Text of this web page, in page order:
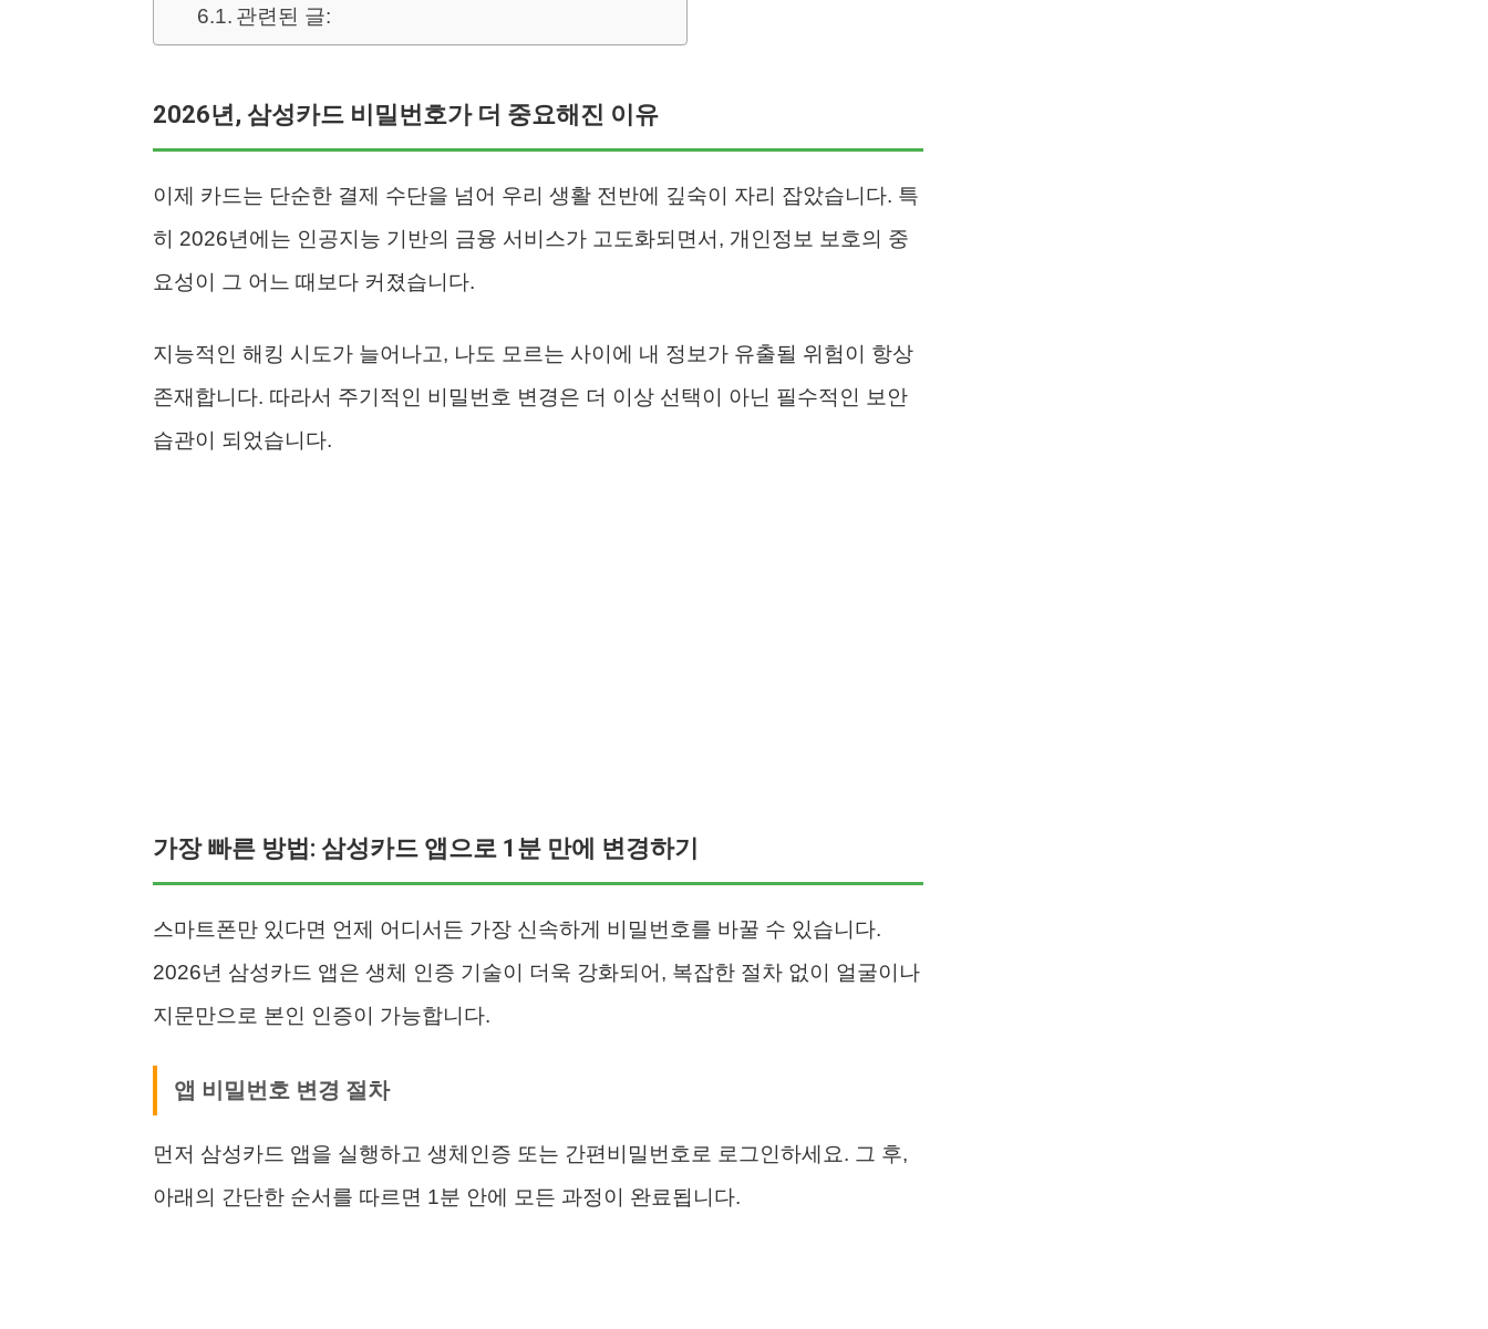
관련된 글:
2026년, 삼성카드 비밀번호가 더 중요해진 이유
이제 카드는 단순한 결제 수단을 넘어 우리 생활 전반에 깊숙이 자리 잡았습니다. 특
히 2026년에는 인공지능 기반의 금융 서비스가 고도화되면서, 개인정보 보호의 중
요성이 그 어느 때보다 커졌습니다.
지능적인 해킹 시도가 늘어나고, 나도 모르는 사이에 내 정보가 유출될 위험이 항상
존재합니다. 따라서 주기적인 비밀번호 변경은 더 이상 선택이 아닌 필수적인 보안
습관이 되었습니다.
가장 빠른 방법: 삼성카드 앱으로 1분 만에 변경하기
스마트폰만 있다면 언제 어디서든 가장 신속하게 비밀번호를 바꿀 수 있습니다.
2026년 삼성카드 앱은 생체 인증 기술이 더욱 강화되어, 복잡한 절차 없이 얼굴이나
지문만으로 본인 인증이 가능합니다.
앱 비밀번호 변경 절차
먼저 삼성카드 앱을 실행하고 생체인증 또는 간편비밀번호로 로그인하세요. 그 후,
아래의 간단한 순서를 따르면 1분 안에 모든 과정이 완료됩니다.